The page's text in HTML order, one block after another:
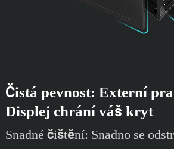
Čistá pevnost: Externí
Displej chrání váš kryt
Snadné čištění: Snadno se